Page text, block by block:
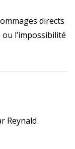
directs
l’impossibilité
Reynald